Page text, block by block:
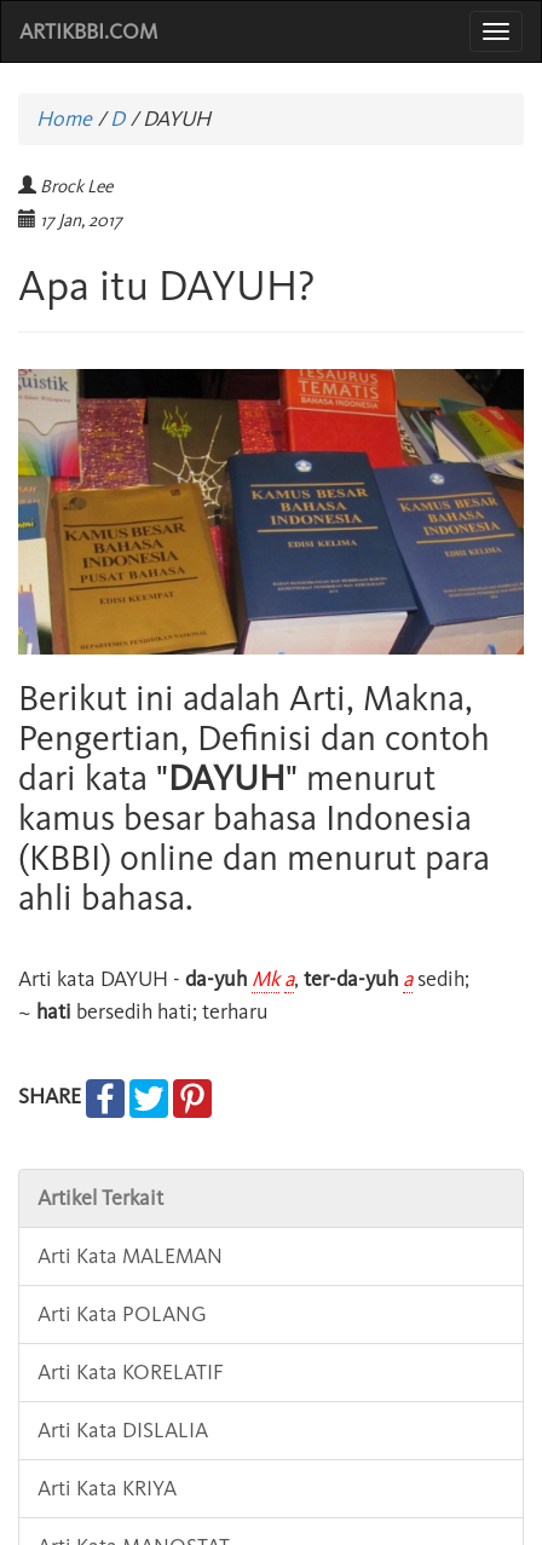
ARTIKBBI.COM
Home/D /DAYUH
Brock Lee
17 Jan, 2017
Apa itu DAYUH?
Berikut ini adalah Arti, Makna,
Pengertian, Definisi dan contoh
dari kata "DAYUH" menurut
kamus besar bahasa Indonesia
(KBBI) online dan menurut para
ahli bahasa.
Arti kata DAYUH - da-yuh Mk a, ter-da-yuh asedih;
~ hati bersedih hati; terharu
SHARE
Artikel Terkait
Arti Kata MALEMAN
Arti Kata POLANG
Arti Kata KORELATIF
Arti Kata DISLALIA
Arti Kata KRIYA